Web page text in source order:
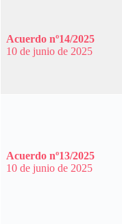
Acuerdo nº14/2025
10 de junio de 2025
Acuerdo nº13/2025
10 de junio de 2025